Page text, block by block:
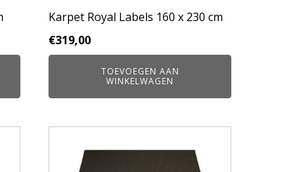
Karpet Royal Labels 160 x 230 cm
€319,00
TOEVOEGEN AAN
WINKELWAGEN